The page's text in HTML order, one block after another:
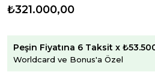
₺321.000,00
Peşin Fiyatına 6 Taksit x
Worldcard ve Bonus'a Özel